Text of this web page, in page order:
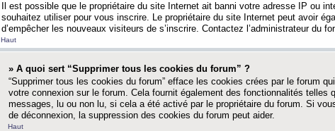
Il est possible que le propriétaire du site Internet ait banni votre adresse IP ou
souhaitez utiliser pour vous inscrire. Le propriétaire du site Internet peut avoir
d’empêcher les nouveaux visiteurs de s’inscrire. Contactez l’administrateur du
Haut
» A quoi sert “Supprimer tous les cookies du forum” ?
“Supprimer tous les cookies du forum” efface les cookies crées par le forum
votre connexion sur le forum. Cela fournit également des fonctionnalités telles
messages, lu ou non lu, si cela a été activé par le propriétaire du forum. Si
de déconnexion, la suppression des cookies du forum peut aider.
Haut